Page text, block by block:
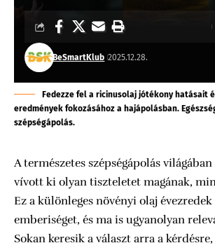
BeSmartKlub 2025.12.28.
Fedezze fel a ricinusolaj jótékony hatásait
eredmények fokozásához a hajápolásban.
szépségápolás.
A természetes szépségápolás világában
vívott ki olyan tiszteletet magának,
Ez a különleges növényi olaj
emberiséget, és ma is ugyanolyan
Sokan keresik a választ arra a